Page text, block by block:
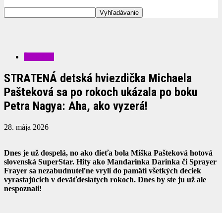
STRATENÁ detská hviezdička Michaela
Pašteková sa po rokoch ukázala po boku
Petra Nagya: Aha, ako vyzerá!
28. mája 2026
Dnes je už dospelá, no ako dieťa bola Miška Pašteková hotová
slovenská SuperStar. Hity ako Mandarinka Darinka či Sprayer
Frayer sa nezabudnuteľne vryli do pamäti všetkých deciek
vyrastajúcich v deväťdesiatych rokoch. Dnes by ste ju už ale
nespoznali!